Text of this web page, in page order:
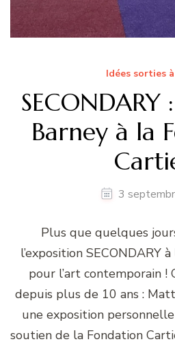
Idées sorties
Barney à la
3
Plus que quelques
l’exposition SECONDARY
pour l’art contemporain !
depuis plus de 10 ans :
une exposition
soutien de la Fondation